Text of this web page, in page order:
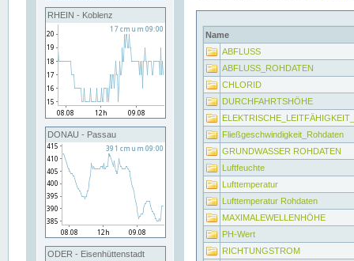
RHEIN - Koblenz
DONAU - Passau
ODER - Eisenhüttenstadt
Name
ABFLUSS
ABFLUSS_ROHDATEN
CHLORID
DURCHFAHRTSHÖHE
Fließgeschwindigkeit_Rohdaten
GRUNDWASSER ROHDATEN
Luftfeuchte
Lufttemperatur
Lufttemperatur Rohdaten
MAXIMALEWELLENHÖHE
PH-Wert
RICHTUNGSTROM